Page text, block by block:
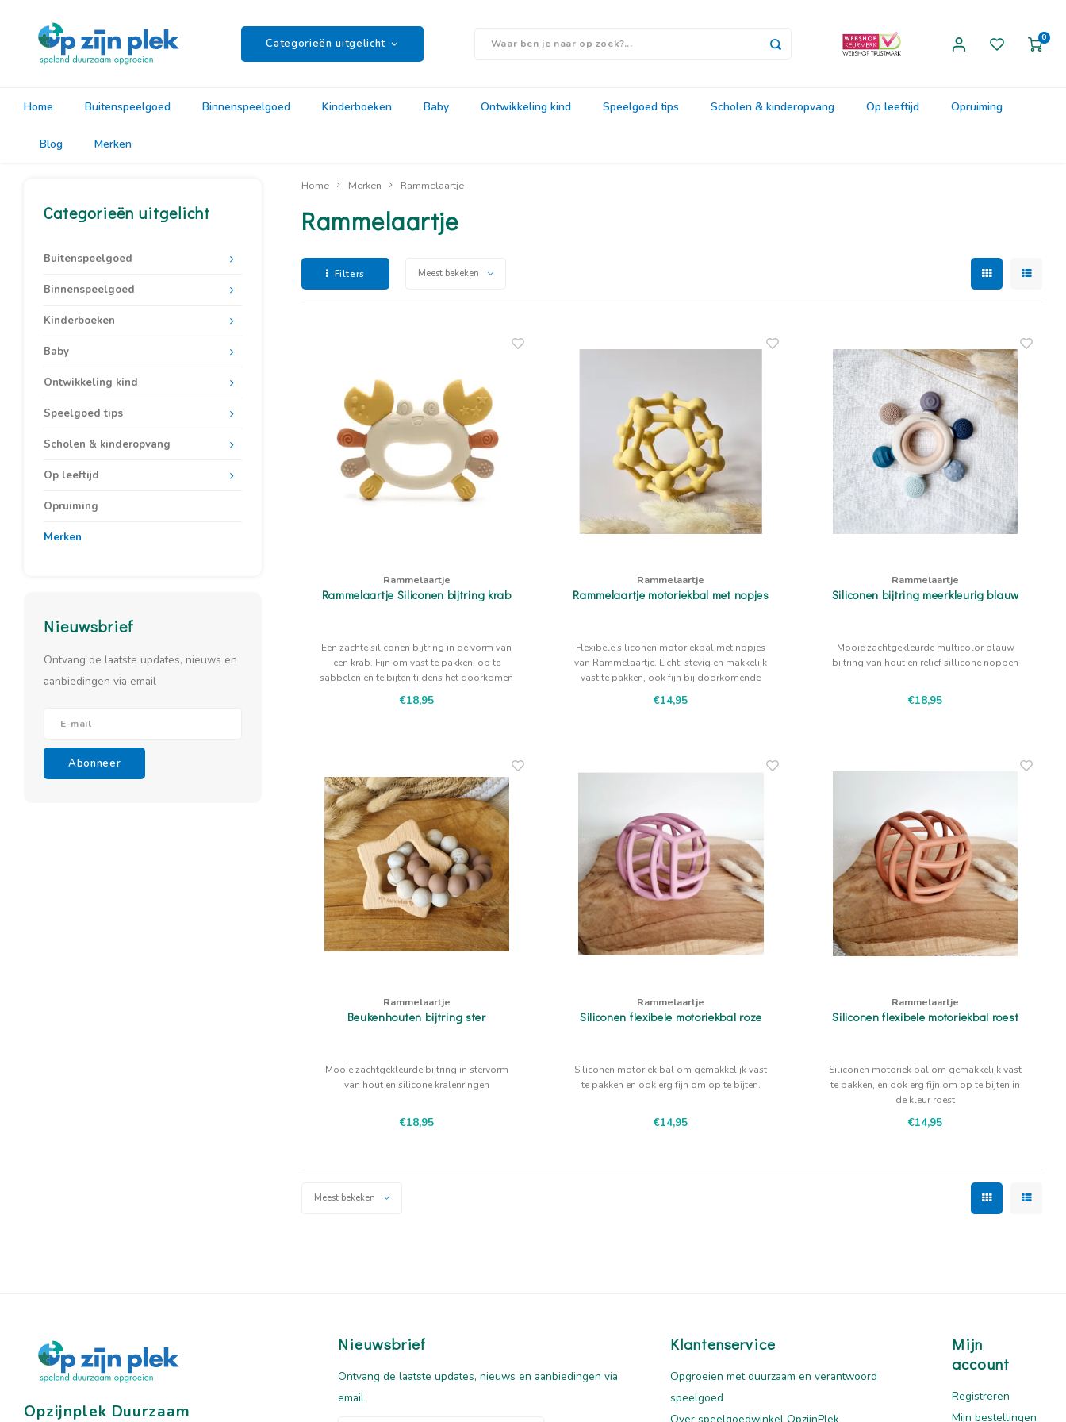
Categorieën uitgelicht 0
Home Buitenspeelgoed Binnenspeelgoed Kinderboeken Baby Ontwikkeling kind Speelgoed tips Scholen & kinderopvang Op leeftijd Opruiming
Blog Merken
Categorieën uitgelicht
Buitenspeelgoed
Binnenspeelgoed
Kinderboeken
Baby
Ontwikkeling kind
Speelgoed tips
Scholen & kinderopvang
Op leeftijd
Opruiming
Merken
Nieuwsbrief
Ontvang de laatste updates, nieuws en
aanbiedingen via email
Abonneer
Home Merken Rammelaartje
Rammelaartje
Filters Meest bekeken
Rammelaartje
Rammelaartje Siliconen bijtring krab
Een zachte siliconen bijtring in de vorm van
een krab. Fijn om vast te pakken, op te
sabbelen en te bijten tijdens het doorkomen
van tanden.
€18,95
Rammelaartje
Rammelaartje motoriekbal met nopjes
Flexibele siliconen motoriekbal met nopjes
van Rammelaartje. Licht, stevig en makkelijk
vast te pakken, ook fijn bij doorkomende
tanden.
€14,95
Rammelaartje
Siliconen bijtring meerkleurig blauw
Mooie zachtgekleurde multicolor blauw
bijtring van hout en reliëf sillicone noppen
€18,95
Rammelaartje
Beukenhouten bijtring ster
Mooie zachtgekleurde bijtring in stervorm
van hout en silicone kralenringen
€18,95
Rammelaartje
Siliconen flexibele motoriekbal roze
Siliconen motoriek bal om gemakkelijk vast
te pakken en ook erg fijn om op te bijten.
€14,95
Rammelaartje
Siliconen flexibele motoriekbal roest
Siliconen motoriek bal om gemakkelijk vast
te pakken, en ook erg fijn om op te bijten in
de kleur roest
€14,95
Meest bekeken
Opzijnplek Duurzaam
Nieuwsbrief
Ontvang de laatste updates, nieuws en aanbiedingen via
email
Klantenservice
Opgroeien met duurzaam en verantwoord
speelgoed
Mijn
account
Registreren
Mijn bestellingen